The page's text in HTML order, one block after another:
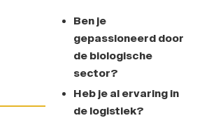
Ben je
gepassioneerd door
de biologische
sector?
Heb je al ervaring in
de logistiek?